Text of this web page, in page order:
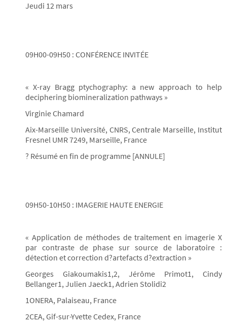
Jeudi 12 mars
09H00-09H50 : CONFÉRENCE INVITÉE
« X-ray Bragg ptychography: a new approach to help
deciphering biomineralization pathways »
Virginie Chamard
Aix-Marseille Université, CNRS, Centrale Marseille, Institut
Fresnel UMR 7249, Marseille, France
? Résumé en fin de programme [ANNULE]
09H50-10H50 : IMAGERIE HAUTE ENERGIE
« Application de méthodes de traitement en imagerie X
par contraste de phase sur source de laboratoire :
détection et correction d?artefacts d?extraction »
Georges Giakoumakis1,2, Jérôme Primot1, Cindy
Bellanger1, Julien Jaeck1, Adrien Stolidi2
1ONERA, Palaiseau, France
2CEA, Gif-sur-Yvette Cedex, France